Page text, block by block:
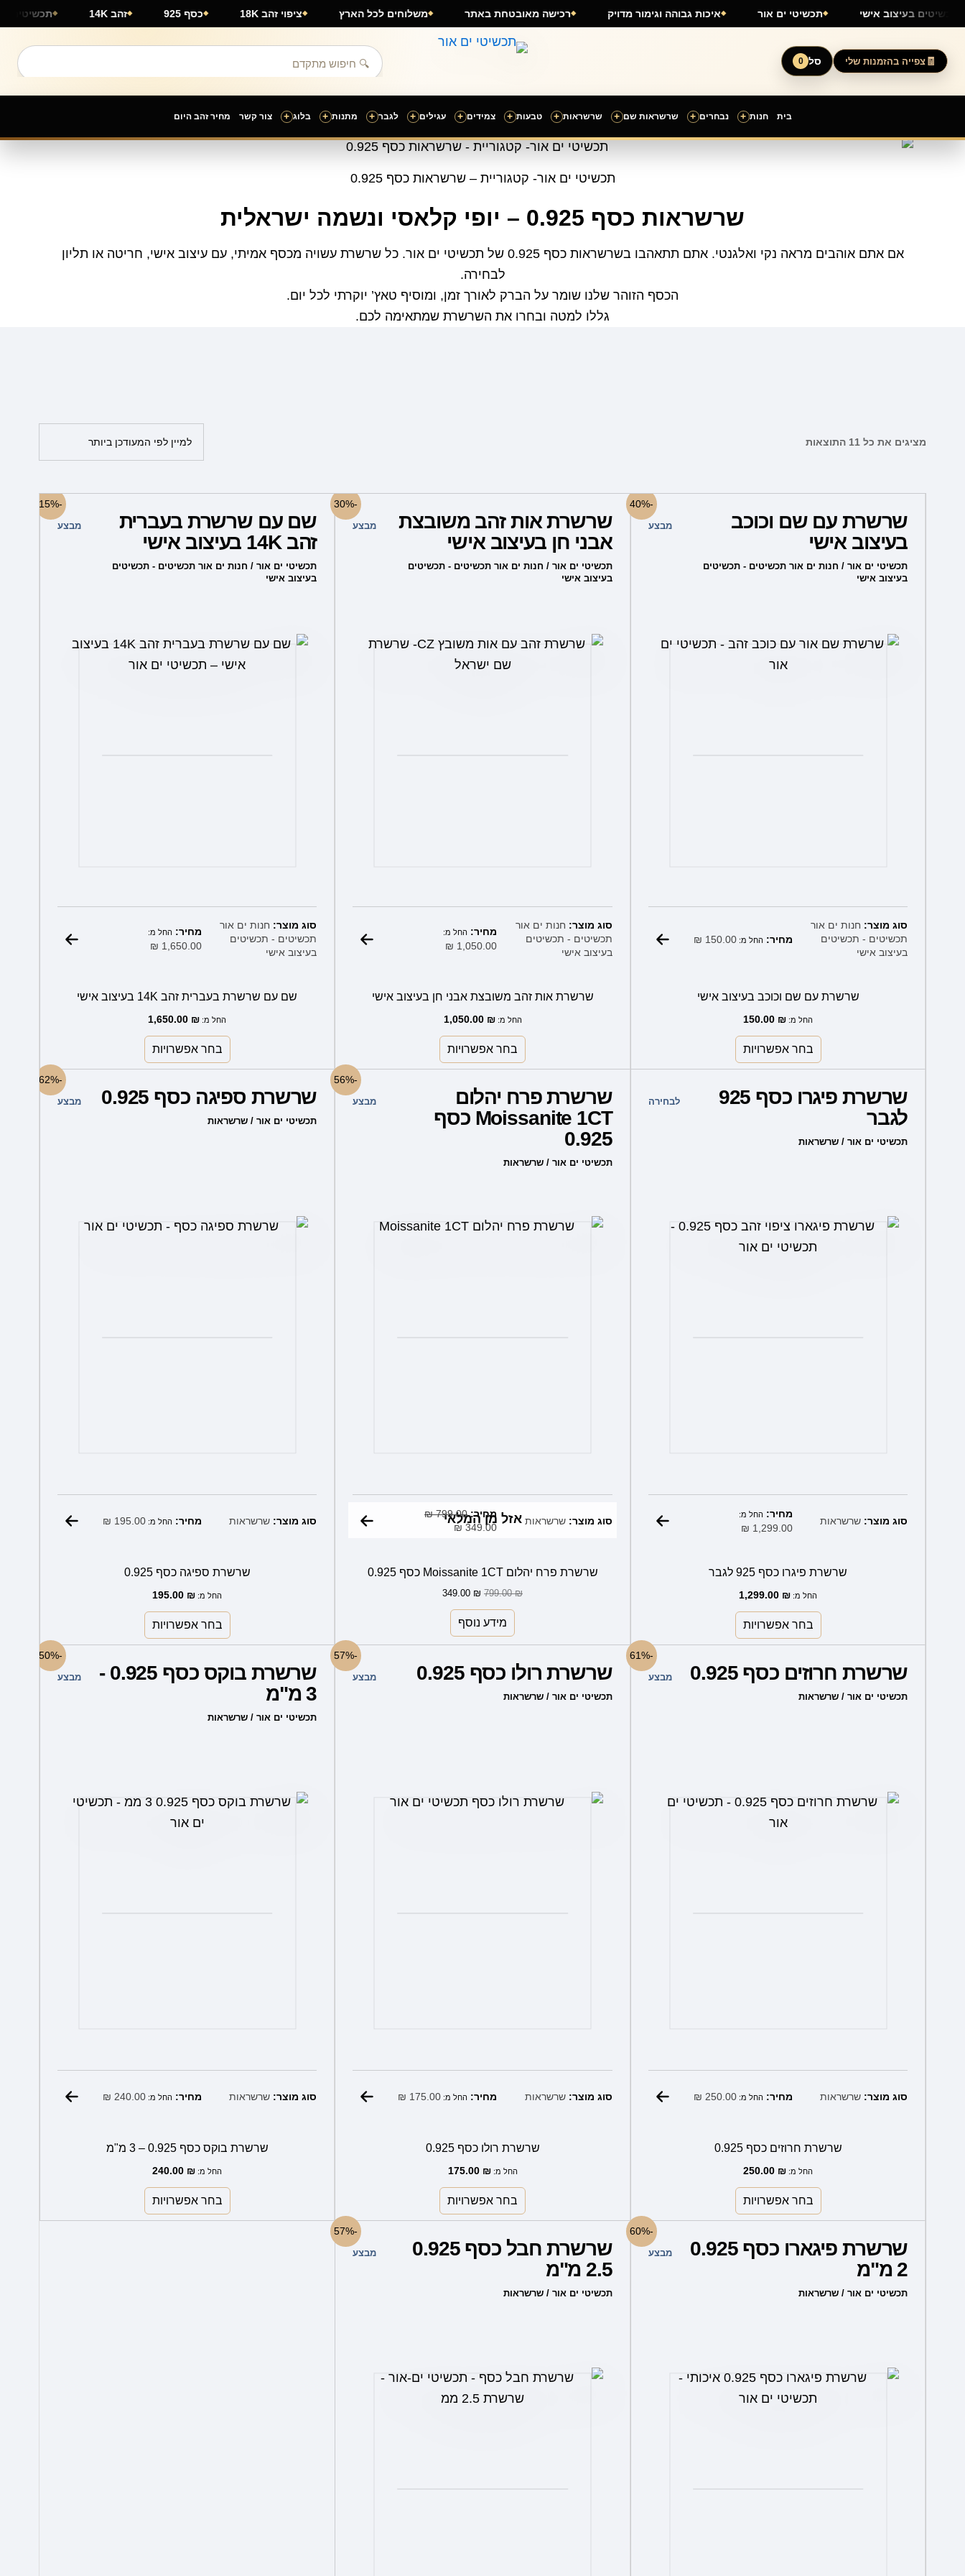
זהב 14K כסף 925 ציפוי זהב 18K משלוחים לכל הארץ רכישה מאובטחת באתר איכות גבוהה וגימור מדויק תכשיטי ים אור תכשיטים בעיצוב אישי
צפייה בהזמנות שלי סל 0
בית חנות + נבחרים + שרשראות שם + שרשראות + טבעות + צמידים + עגילים + לגבר + מתנות + בלוג + צור קשר מחיר זהב היום
דילוג
לתוכן
תכשיטי ים אור- קטגוריית – שרשראות כסף 0.925
שרשראות כסף 0.925 – יופי קלאסי ונשמה ישראלית
אם אתם אוהבים מראה נקי ואלגנטי. אתם תתאהבו בשרשראות כסף 0.925 של תכשיטי ים אור. כל שרשרת עשויה מכסף אמיתי, עם עיצוב אישי, חריטה או תליון
לבחירה.
הכסף הזוהר שלנו שומר על הברק לאורך זמן, ומוסיף טאץ’ יוקרתי לכל יום.
גללו למטה ובחרו את השרשרת שמתאימה לכם.
מציגים את כל ⁦11⁩ התוצאות
ממוין
-40%
שרשרת עם שם וכוכב
בעיצוב אישי
תכשיטי ים אור / חנות ים אור תכשיטים - תכשיטים
בעיצוב אישי
מבצע
סוג מוצר: חנות ים אור
תכשיטים - תכשיטים
בעיצוב אישי
מחיר:החל מ:150.00
₪
שרשרת עם שם וכוכב בעיצוב אישי
החל מ: 150.00 ₪
בחר אפשרויות
זה
מספר
את
-30%
שרשרת אות זהב משובצת
אבני חן בעיצוב אישי
תכשיטי ים אור / חנות ים אור תכשיטים - תכשיטים
בעיצוב אישי
מבצע
סוג מוצר: חנות ים אור
תכשיטים - תכשיטים
בעיצוב אישי
מחיר: החל מ:
1,050.00
₪
שרשרת אות זהב משובצת אבני חן בעיצוב אישי
החל מ: 1,050.00 ₪
בחר אפשרויות
זה
מספר
את
-15%
שם עם שרשרת בעברית
זהב 14K בעיצוב אישי
תכשיטי ים אור / חנות ים אור תכשיטים - תכשיטים
בעיצוב אישי
מבצע
סוג מוצר: חנות ים אור
תכשיטים - תכשיטים
בעיצוב אישי
מחיר:החל מ:
1,650.00
₪
שם עם שרשרת בעברית זהב 14K בעיצוב אישי
החל מ: 1,650.00 ₪
בחר אפשרויות
זה
יש
מספר
את
האפשרויות
שרשרת פיגרו כסף 925
לגבר
תכשיטי ים אור / שרשראות
לבחירה
סוג מוצר: שרשראות
מחיר:החל מ:
1,299.00
₪
שרשרת פיגרו כסף 925 לגבר
החל מ: 1,299.00 ₪
בחר אפשרויות
זה
את
-56%
שרשרת פרח יהלום
Moissanite 1CT כסף
0.925
תכשיטי ים אור / שרשראות
מבצע
אזל מן המלאי סוג מוצר:שרשראות
מחיר:799.00
₪המקורי
349.00
₪
הנוכחי
שרשרת פרח יהלום Moissanite 1CT כסף 0.925
799.00₪
המקורי
היה:
799.00 ₪.
349.00 ₪
מידע נוסף
-62%
שרשרת ספיגה כסף 0.925
תכשיטי ים אור / שרשראות
מבצע
סוג מוצר: שרשראות מחיר:החל מ:195.00
₪
שרשרת ספיגה כסף 0.925
החל מ: 195.00 ₪
בחר אפשרויות
זה
את
-61%
שרשרת חרוזים כסף 0.925
תכשיטי ים אור / שרשראות
מבצע
סוג מוצר: שרשראות מחיר:החל מ:250.00
₪
שרשרת חרוזים כסף 0.925
החל מ: 250.00 ₪
בחר אפשרויות
זה
את
-57%
שרשרת רולו כסף 0.925
תכשיטי ים אור / שרשראות
מבצע
סוג מוצר:שרשראות מחיר: החל מ: 175.00
₪
שרשרת רולו כסף 0.925
החל מ: 175.00 ₪
בחר אפשרויות
זה
את
-50%
שרשרת בוקס כסף 0.925 -
3 מ"מ
תכשיטי ים אור / שרשראות
מבצע
סוג מוצר: שרשראות מחיר:החל מ:240.00
₪
שרשרת בוקס כסף 0.925 – 3 מ"מ
החל מ: 240.00 ₪
בחר אפשרויות
זה
את
-60%
שרשרת פיגארו כסף 0.925
2 מ"מ
תכשיטי ים אור / שרשראות
מבצע
זה
את
-57%
שרשרת חבל כסף 0.925
2.5 מ"מ
תכשיטי ים אור / שרשראות
מבצע
זה
את